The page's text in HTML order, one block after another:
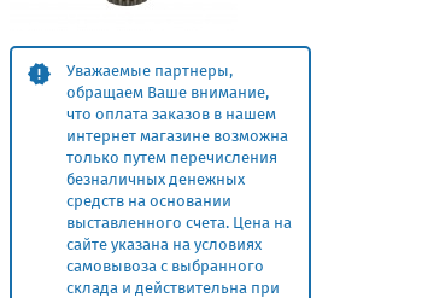
Уважаемые партнеры,
обращаем Ваше внимание,
что оплата заказов в нашем
интернет магазине возможна
только путем перечисления
безналичных денежных
средств на основании
выставленного счета. Цена на
сайте указана на условиях
самовывоза с выбранного
склада и действительна при